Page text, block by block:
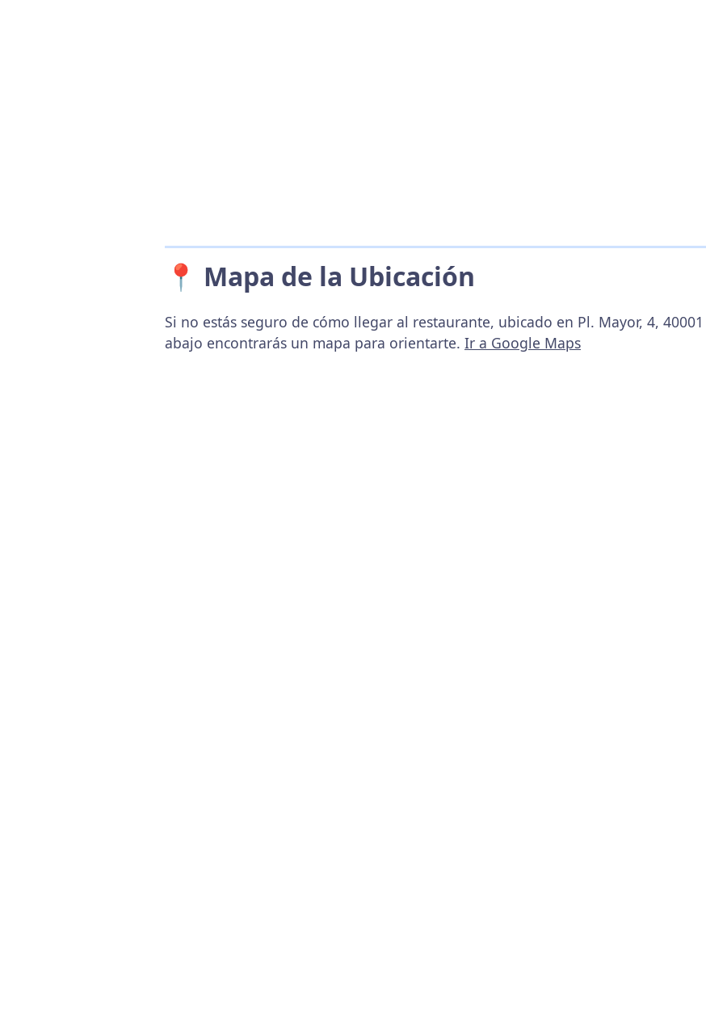
📍 Mapa de la Ubicación
Si no estás seguro de cómo llegar al restaurante, ubicado en Pl. Mayor, 4,
abajo encontrarás un mapa para orientarte. Ir a Google Maps